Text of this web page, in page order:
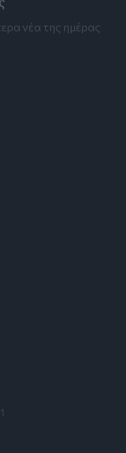
νέα της ημέρας